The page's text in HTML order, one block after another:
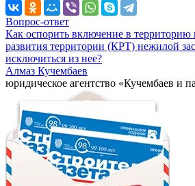
Вопрос-ответ
Как оспорить включение в территорию
развития территории (КРТ) нежилой
исключиться из нее?
Алмаз Кучембаев
юридическое агентство «Кучембаев и